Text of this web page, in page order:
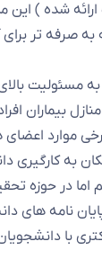
شده ) این
به صرفه تر
مسئولیت
بیماران
موارد
به کارگیری
اما در حوزه
نامه های
با